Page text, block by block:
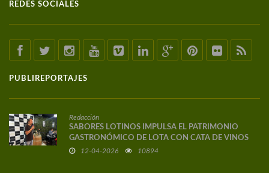
REDES SOCIALES
PUBLIREPORTAJES
Redacción
SABORES LOTINOS IMPULSA EL PATRIMONIO
GASTRONÓMICO DE LOTA CON CATA DE VINOS
DE AUTOR
12-04-2026 10894